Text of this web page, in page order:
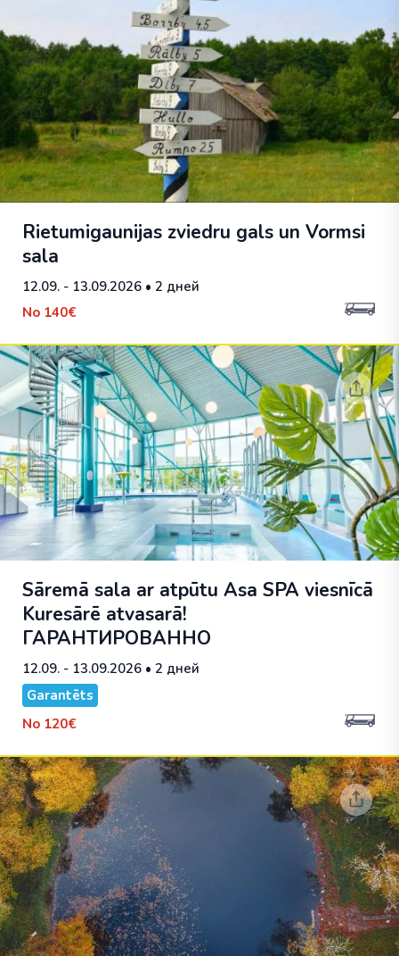
Rietumigaunijas zviedru gals un Vormsi
sala
12.09. - 13.09.2026 • 2 дней
No 140€
Sāremā sala ar atpūtu Asa SPA viesnīcā
Kuresārē atvasarā!
ГАРАНТИРОВАННО
12.09. - 13.09.2026 • 2 дней
Garantēts
No 120€